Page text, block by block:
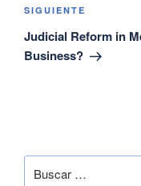
SIGUIENTE
Judicial Reform in
Business?